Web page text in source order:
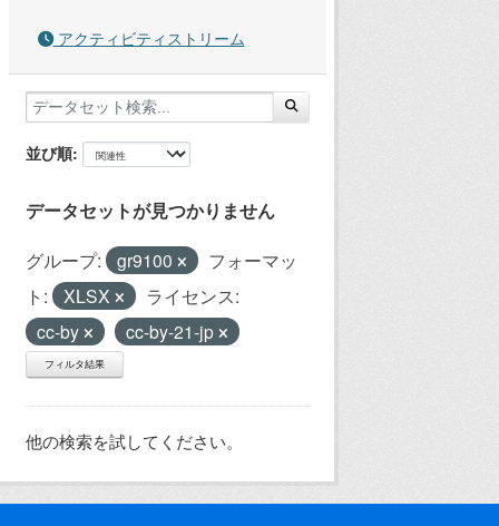
アクティビティストリーム
並び順
データセットが見つかりません
グループ: gr9100
フォーマッ
ト:
XLSX
ライセンス:
cc-by
cc-by-21-jp
フィルタ結果
他の検索を試してください。